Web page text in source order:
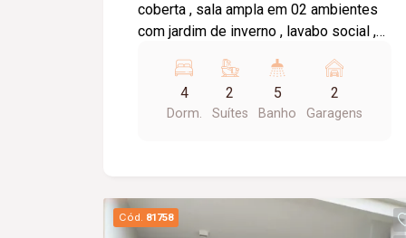
coberta , sala ampla em 02 ambientes
com jardim de inverno , lavabo social ,
e bancada central , banheiro social , são
04 Quartos sendo 02 suítes ( somente
01 quarto sem armários) , área de
UMC próximo a farmácia
,supermercados , padarias e outros
4
Dorm.
2
Suítes
5
Banho
2
Garagens
Cód. 81758